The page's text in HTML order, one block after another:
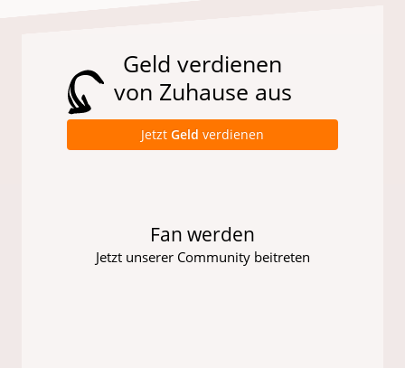
Geld verdienen
von Zuhause aus
Jetzt Geld verdienen
Fan werden
Jetzt unserer Community beitreten